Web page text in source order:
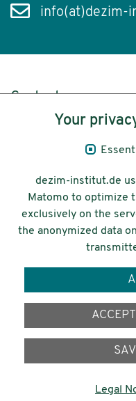
info(at)dezim-
Content
Legal Notice
© 2026 Deutsches
Integrations-
und
Your
dezim-institut.de
Matomo to optimize
exclusively on the
the anonymized data
Legal